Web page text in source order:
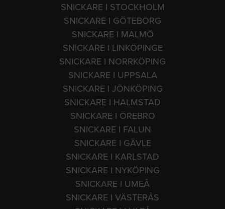
SNICKARE I STOCKHOLM
SNICKARE I GÖTEBORG
SNICKARE I MALMÖ
SNICKARE I LINKÖPINGE
SNICKARE I NORRKÖPING
SNICKARE I UPPSALA
SNICKARE I JÖNKÖPING
SNICKARE I HALMSTAD
SNICKARE I ÖREBRO
SNICKARE I FALUN
SNICKARE I GÄVLE
SNICKARE I KARLSTAD
SNICKARE I NYKÖPING
SNICKARE I UMEÅ
SNICKARE I VÄSTERÅS